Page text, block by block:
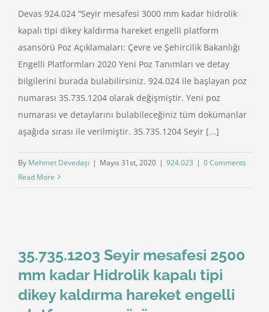
Devas 924.024 “Seyir mesafesi 3000 mm kadar hidrolik
kapalı tipi dikey kaldırma hareket engelli platform
asansörü Poz Açıklamaları: Çevre ve Şehircilik Bakanlığı
Engelli Platformları 2020 Yeni Poz Tanımları ve detay
bilgilerini burada bulabilirsiniz. 924.024 ile başlayan poz
numarası 35.735.1204 olarak değişmiştir. Yeni poz
numarası ve detaylarını bulabileceğiniz tüm dokümanlar
aşağıda sırası ile verilmiştir. 35.735.1204 Seyir [...]
By Mehmet Devedaşı | Mayıs 31st, 2020 | 924.023 | 0 Comments
Read More
35.735.1203 Seyir mesafesi 2500
mm kadar Hidrolik kapalı tipi
dikey kaldırma hareket engelli